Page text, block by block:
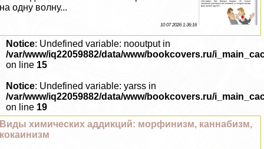
на одну волну...
10 07 2026 1:36:16
Notice: Undefined variable: nooutput in
/var/www/iq22059882/data/www/bookcovers.ru/
on line 15
Notice: Undefined variable: yarss in
/var/www/iq22059882/data/www/bookcovers.ru/
on line 19
Виды химических аддикций: морфинизм, каннабизм,
кокаинизм